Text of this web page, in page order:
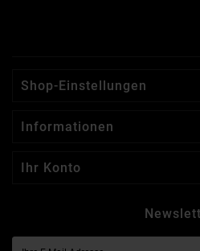
Shop-Einstellungen
Informationen
Ihr Konto